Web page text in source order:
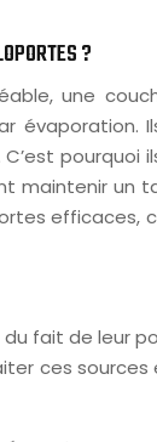
?
une
évaporation.
pourquoi
un
fait de leur
ces